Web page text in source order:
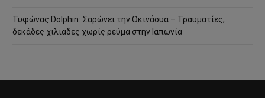
Τυφώνας Dolphin: Σαρώνει την Οκινάουα – Τραυματίες,
δεκάδες χιλιάδες χωρίς ρεύμα στην Ιαπωνία